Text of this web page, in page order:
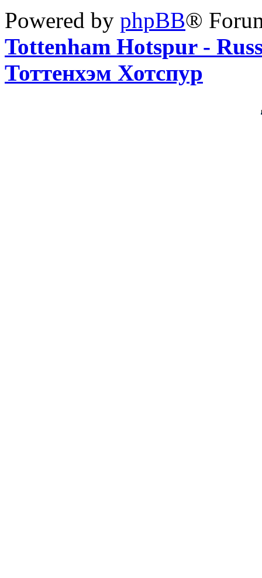
Powered by phpBB®
Tottenham Hotspur -
Тоттенхэм Хотспур